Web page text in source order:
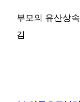
부모의 유산상
김